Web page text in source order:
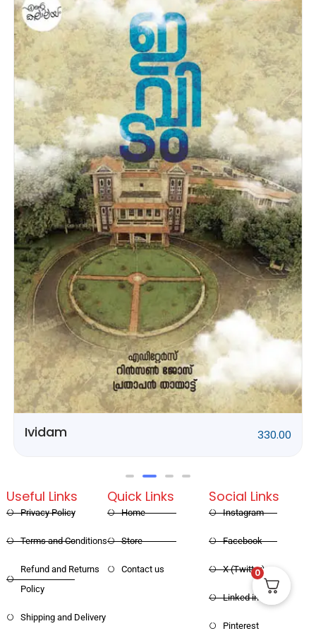
Rithubhethangal
Quick Links
Useful Links
Refund and Returns
Social Links
X (Twitter)
0